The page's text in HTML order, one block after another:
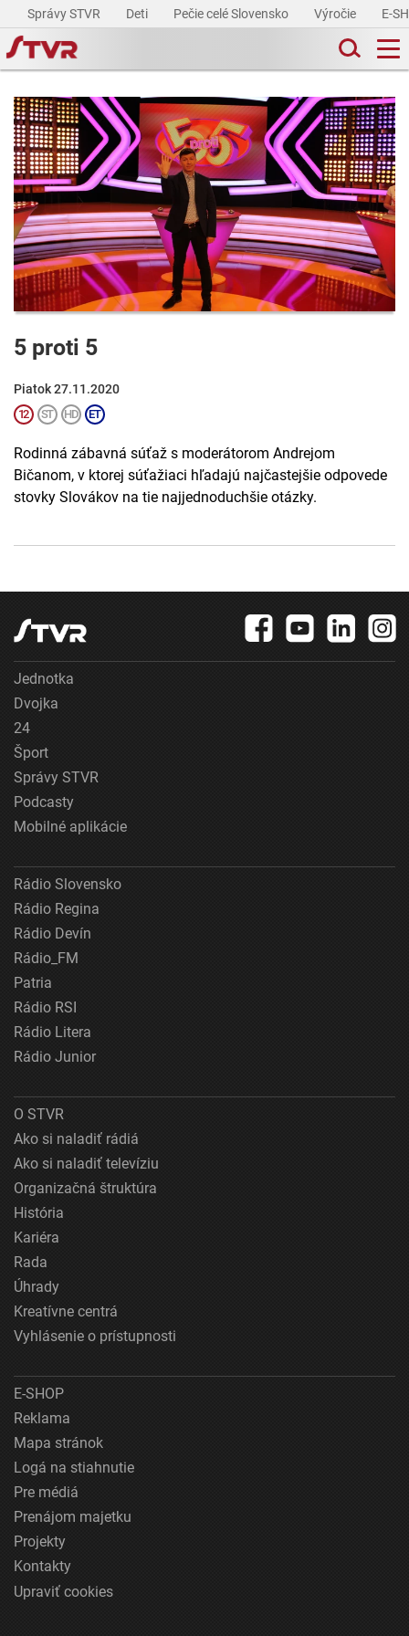
Správy STVR Deti Pečie celé Slovensko Výročie E-
5 proti 5
Piatok 27.11.2020
Rodinná zábavná súťaž s moderátorom Andrejom
Bičanom, v ktorej súťažiaci hľadajú najčastejšie odpovede
stovky Slovákov na tie najjednoduchšie otázky.
Jednotka
Dvojka
24
Šport
Správy STVR
Podcasty
Mobilné aplikácie
Rádio Slovensko
Rádio Regina
Rádio Devín
Rádio_FM
Patria
Rádio RSI
Rádio Litera
Rádio Junior
O STVR
Ako si naladiť rádiá
Ako si naladiť televíziu
Organizačná štruktúra
História
Kariéra
Rada
Úhrady
Kreatívne centrá
Vyhlásenie o prístupnosti
E-SHOP
Reklama
Mapa stránok
Logá na stiahnutie
Pre médiá
Prenájom majetku
Projekty
Kontakty
Upraviť cookies